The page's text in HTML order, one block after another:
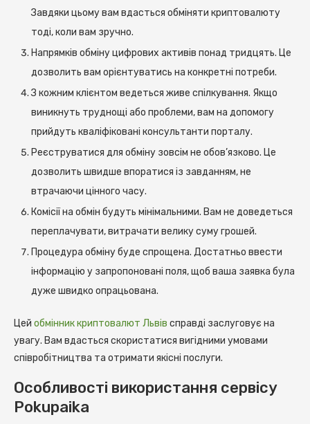
Завдяки цьому вам вдасться обміняти криптовалюту
тоді, коли вам зручно.
Напрямків обміну цифрових активів понад тридцять. Це
дозволить вам орієнтуватись на конкретні потреби.
З кожним клієнтом ведеться живе спілкування. Якщо
виникнуть труднощі або проблеми, вам на допомогу
прийдуть кваліфіковані консультанти порталу.
Реєструватися для обміну зовсім не обов’язково. Це
дозволить швидше впоратися із завданням, не
втрачаючи цінного часу.
Комісії на обмін будуть мінімальними. Вам не доведеться
переплачувати, витрачати велику суму грошей.
Процедура обміну буде спрощена. Достатньо ввести
інформацію у запропоновані поля, щоб ваша заявка була
дуже швидко опрацьована.
Цей обмінник криптовалют Львів справді заслуговує на
увагу. Вам вдасться скористатися вигідними умовами
співробітництва та отримати якісні послуги.
Особливості використання сервісу
Pokupaika